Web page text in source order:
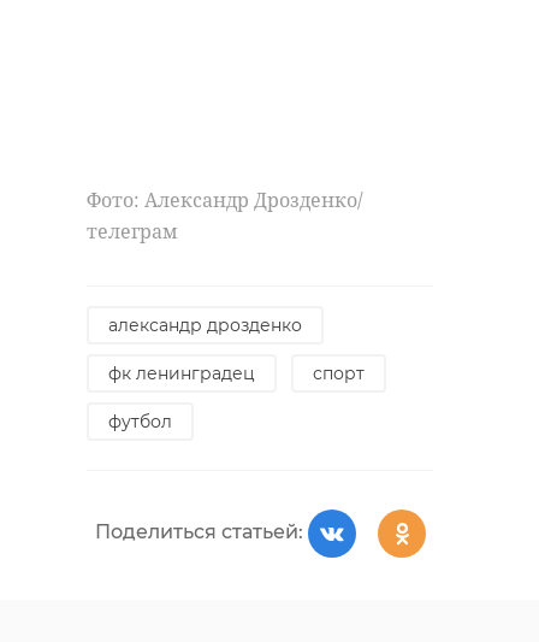
Фото: Александр Дрозденко/
телеграм
александр дрозденко
фк ленинградец спорт
футбол
Поделиться статьей: